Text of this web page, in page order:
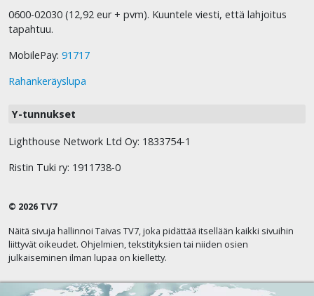
0600-02030 (12,92 eur + pvm). Kuuntele viesti, että lahjoitus
tapahtuu.
MobilePay: 91717
Rahankeräyslupa
Y-tunnukset
Lighthouse Network Ltd Oy: 1833754-1
Ristin Tuki ry: 1911738-0
© 2026 TV7
Näitä sivuja hallinnoi Taivas TV7, joka pidättää itsellään kaikki sivuihin
liittyvät oikeudet. Ohjelmien, tekstityksien tai niiden osien
julkaiseminen ilman lupaa on kielletty.